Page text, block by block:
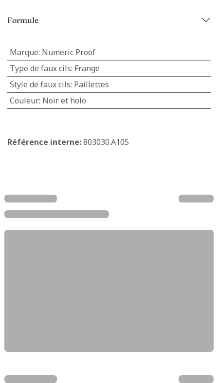
Formule
Marque: Numeric Proof
Type de faux cils: Frange
Style de faux cils: Paillettes
Couleur: Noir et holo
Référence interne:803030.A105